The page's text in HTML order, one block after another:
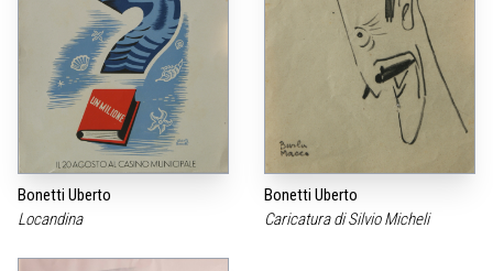
Bonetti Uberto
Locandina
Bonetti Uberto
Caricatura di Silvio Micheli